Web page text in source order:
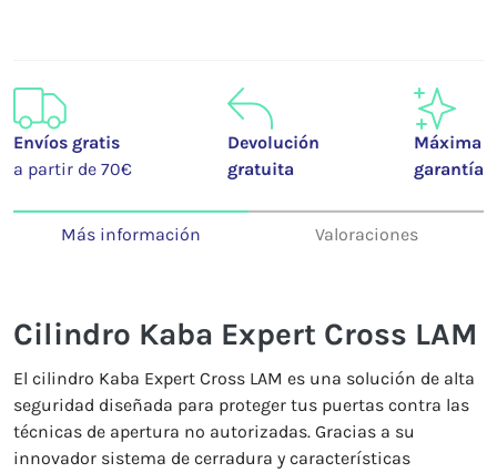
Envíos gratis
a partir de 70€
Devolución
gratuita
Máxima
garantía
Más información Valoraciones
Cilindro Kaba Expert Cross LAM
El cilindro Kaba Expert Cross LAM es una solución de alta
seguridad diseñada para proteger tus puertas contra las
técnicas de apertura no autorizadas. Gracias a su
innovador sistema de cerradura y características